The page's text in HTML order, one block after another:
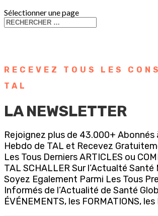
Sélectionner une page
RECEVEZ TOUS LES
TAL
LA NEWSLETTER
Rejoignez plus de 43.000+
Hebdo de TAL et Recevez
Les Tous Derniers ARTICLES ou
TAL SCHALLER Sur l’Actualté Santé
Soyez Egalement Parmi Les Tous
Informés de l’Actualité de Santé
ÉVÉNEMENTS, les FORMATIONS,